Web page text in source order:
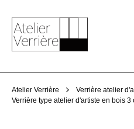
Atelier Verrière
Verrière atelier
Verrière type atelier d'artiste en bois